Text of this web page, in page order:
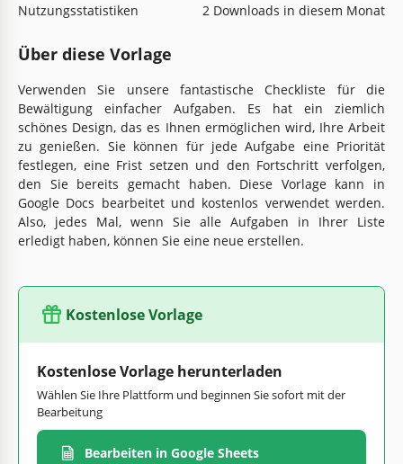
Nutzungsstatistiken
2 Downloads in diesem Monat
Über diese Vorlage
Verwenden Sie unsere fantastische Checkliste für die
Bewältigung einfacher Aufgaben. Es hat ein ziemlich
schönes Design, das es Ihnen ermöglichen wird, Ihre Arbeit
zu genießen. Sie können für jede Aufgabe eine Priorität
festlegen, eine Frist setzen und den Fortschritt verfolgen,
den Sie bereits gemacht haben. Diese Vorlage kann in
Google Docs bearbeitet und kostenlos verwendet werden.
Also, jedes Mal, wenn Sie alle Aufgaben in Ihrer Liste
erledigt haben, können Sie eine neue erstellen.
Kostenlose Vorlage
Kostenlose Vorlage herunterladen
Wählen Sie Ihre Plattform und beginnen Sie sofort mit der
Bearbeitung
Bearbeiten in Google Sheets